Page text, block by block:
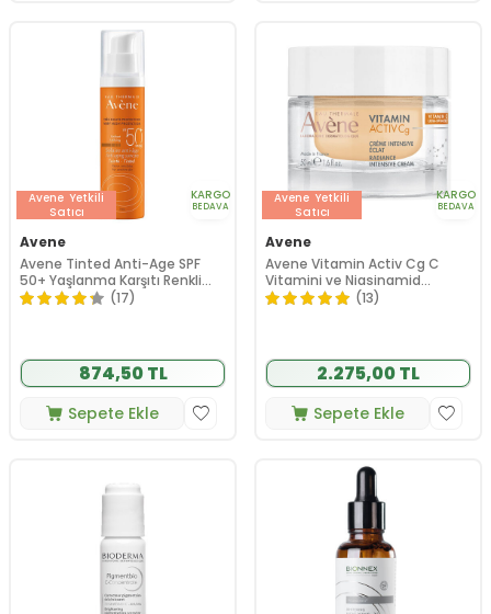
Avene Yetkili
Satıcı
KARGO
BEDAVA
Avene
Avene Tinted Anti-Age SPF
50+ Yaşlanma Karşıtı Renkli
Güneş Kremi 50 ml
(17)
874,50 TL
Sepete Ekle
Avene Yetkili
Satıcı
KARGO
BEDAVA
Avene
Avene Vitamin Activ Cg C
Vitamini ve Niasinamid
Antioksidan Etkili Yüz Bakım
(13)
2.275,00 TL
Sepete Ekle